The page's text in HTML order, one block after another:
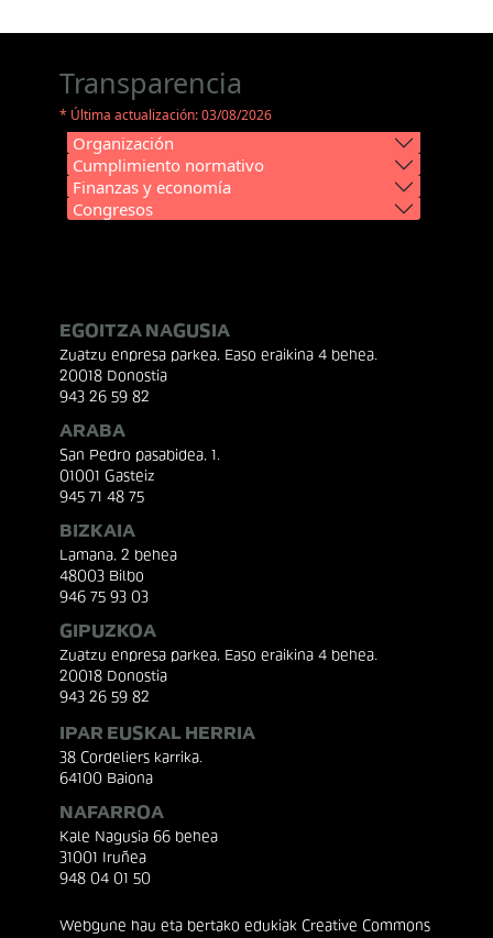
Transparencia
* Última actualización: 03/08/2026
Organización
Cumplimiento normativo
Finanzas y economía
Congresos
EGOITZA NAGUSIA
Zuatzu enpresa parkea, Easo eraikina 4 behea.
20018 Donostia
943 26 59 82
ARABA
San Pedro pasabidea, 1.
01001 Gasteiz
945 71 48 75
BIZKAIA
Lamana, 2 behea
48003 Bilbo
946 75 93 03
GIPUZKOA
Zuatzu enpresa parkea, Easo eraikina 4 behea.
20018 Donostia
943 26 59 82
IPAR EUSKAL HERRIA
38 Cordeliers karrika.
64100 Baiona
NAFARROA
Kale Nagusia 66 behea
31001 Iruñea
948 04 01 50
Webgune hau eta bertako edukiak Creative Commons